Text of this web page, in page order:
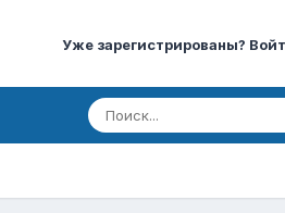
Уже зарегистрированы?